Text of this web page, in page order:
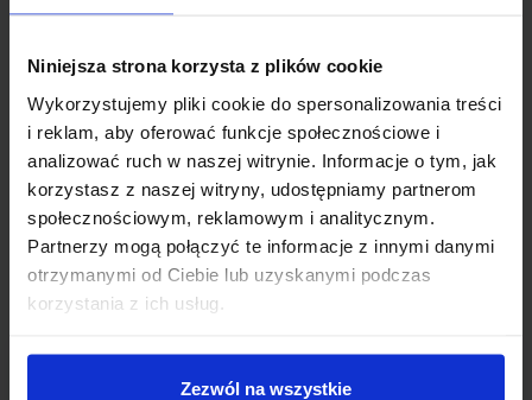
Niniejsza strona korzysta z plików cookie
Wykorzystujemy pliki cookie do spersonalizowania treści
i reklam, aby oferować funkcje społecznościowe i
analizować ruch w naszej witrynie. Informacje o tym, jak
korzystasz z naszej witryny, udostępniamy partnerom
społecznościowym, reklamowym i analitycznym.
Partnerzy mogą połączyć te informacje z innymi danymi
otrzymanymi od Ciebie lub uzyskanymi podczas
korzystania z ich usług.
Zezwól na wszystkie
SA (akt. Vienna Life)
Dokładamy starań, aby w przystępny i rzeczowy
sposób przybliżyć wszystkim konsumentom
problematykę ubezpieczeń na życie. Zaglądaj więc do
nas regularnie i sprawdzaj nowe materiały, które
regularnie publikujemy!